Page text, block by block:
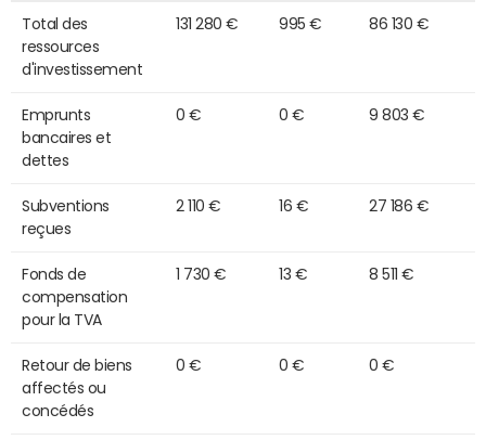
Total des
ressources
d'investissement
131 280 € 995 € 86 130 €
Emprunts
bancaires et
dettes
0 € 0 € 9 803 €
Subventions
reçues
2 110 € 16 € 27 186 €
Fonds de
compensation
pour la TVA
1 730 € 13 € 8 511 €
Retour de biens
affectés ou
concédés
0 € 0 € 0 €